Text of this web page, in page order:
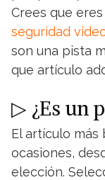
Crees que
seguridad
son una pista
que artículo
▷ ¿Es un
El artículo
ocasiones,
elección.